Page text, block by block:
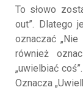
To słowo
out”. Dlatego
oznaczać
również
„uwielbiać
Oznacza